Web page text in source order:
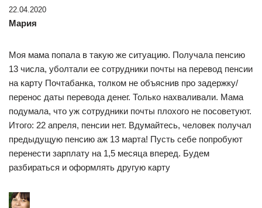
22.04.2020
Мария
Моя мама попала в такую же ситуацию. Получала пенсию
13 числа, уболтали ее сотрудники почты на перевод пенсии
на карту Почтабанка, толком не объяснив про задержку/
перенос даты перевода денег. Только нахваливали. Мама
подумала, что уж сотрудники почты плохого не посоветуют.
Итого: 22 апреля, пенсии нет. Вдумайтесь, человек получал
предыдущую пенсию аж 13 марта! Пусть себе попробуют
перенести зарплату на 1,5 месяца вперед. Будем
разбираться и оформлять другую карту